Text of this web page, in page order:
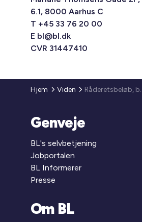
6.1, 8000 Aarhus C
T +45 33 76 20 00
E bl@bl.dk
CVR 31447410
Hjem Viden Råderetsbeløb,
Genveje
BL's selvbetjening
Jobportalen
BL Informerer
Presse
Om BL